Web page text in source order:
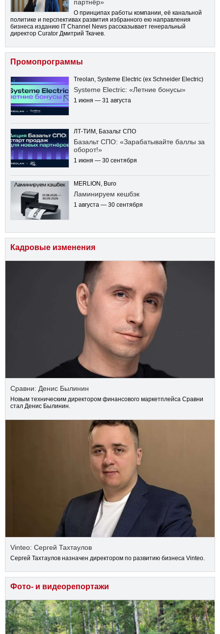
партнёр»
О принципах работы компании, её канальной
политике и перспективах развития избранного ею направления
бизнеса изданию IT Channel News рассказывает генеральный
директор Curator Дмитрий Ткачев.
Промопрограммы
Treolan, Systeme Electric (ex Schneider Electric)
Systeme Electric: «Летние бонусы»
1 июня — 31 августа
ЛТ-ТИМ, Базальт СПО
Базальт СПО: «Зарабатывайте баллы за
оборот!»
1 июня — 30 сентября
MERLION, Buro
Ламинируем кешбэк
1 августа — 30 сентября
Кадровые изменения
Сравни: Денис Былинин
Новым техническим директором финансового маркетплейса Сравни
стал Денис Былинин.
Vinteo: Сергей Тахтаулов
Сергей Тахтаулов назначен директором по развитию бизнеса Vinteo.
Фото- и видеорепортажи